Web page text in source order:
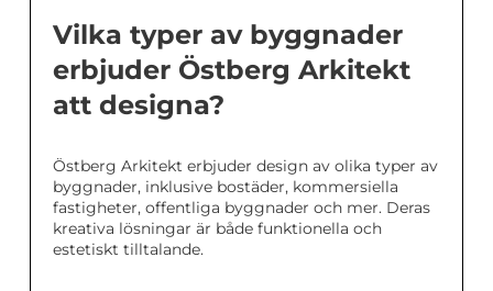
Vilka typer av byggnader
erbjuder Östberg Arkitekt
att designa?
Östberg Arkitekt erbjuder design av olika typer av
byggnader, inklusive bostäder, kommersiella
fastigheter, offentliga byggnader och mer. Deras
kreativa lösningar är både funktionella och
estetiskt tilltalande.